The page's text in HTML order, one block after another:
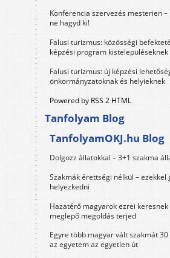
Konferencia szervezés mesterien
ne hagyd ki!
Falusi turizmus: közösségi
képzési program kistelepüléseknek
Falusi turizmus: új képzési
önkormányzatoknak és helyieknek
Powered by RSS 2 HTML
Tanfolyam Blog
TanfolyamOKJ.hu Blog
Dolgozz állatokkal – 3+1 szakma
Szakmák érettségi nélkül – ezekkel
helyezkedni
Hazatérő magyarok ezrei
meglepő megoldás terjed
Egyre több magyar vált szakmát
az egyetem az egyetlen út